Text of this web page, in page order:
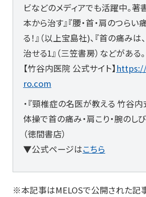
ビなどのメディアでも活躍中。著
本から治す』『腰・首・肩のつら
る！』（以上宝島社)、『首の痛み
治せる1』（三笠書房）などがある。
【竹谷内医院 公式サイト】
ro.com
・『頸椎症の名医が教える 竹谷
体操で首の痛み・肩こり・腕のし
（徳間書店）
▼公式ページはこちら
※本記事はMELOSで公開された記